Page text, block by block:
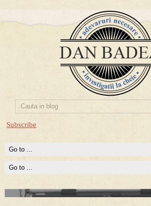
Subscribe
Prima mea carte publicata (Nemira)
Averea Presedintelui: prima lucrare despre
conturi secrete ale Securitatii.